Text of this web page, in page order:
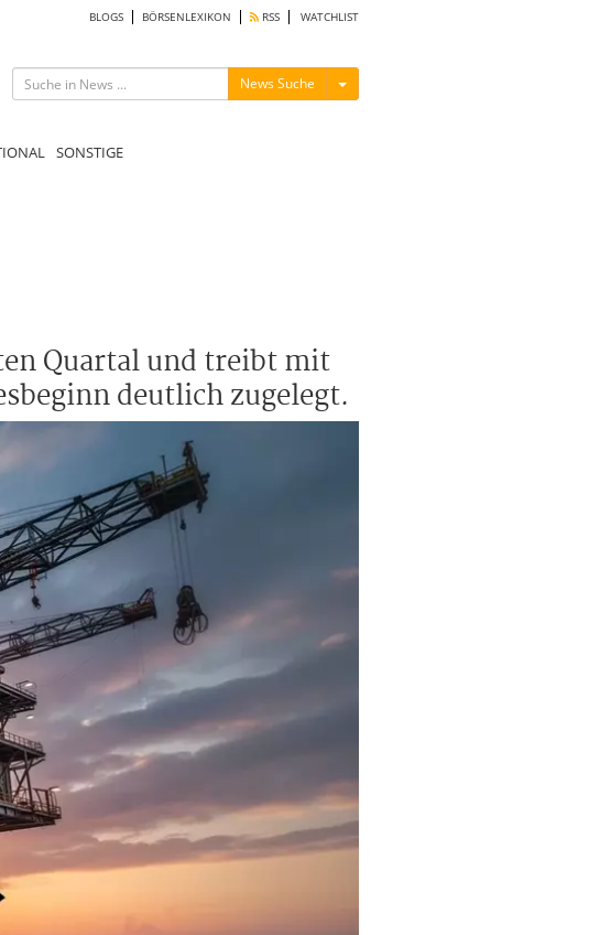
BLOGS BÖRSENLEXIKON RSS WATCHLIST
News Suche Menü ein-/ausblenden
SONSTIGE
Quartal und treibt mit
deutlich zugelegt.